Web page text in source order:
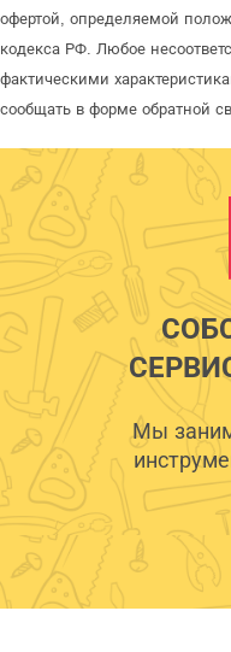
офертой, определяемой
кодекса РФ. Любое
фактическими
сообщать в форме обратной
Мы